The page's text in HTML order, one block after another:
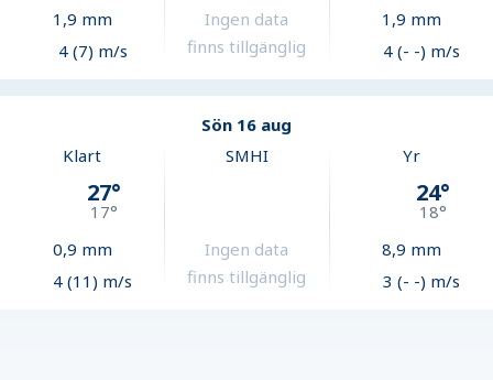
1,9 mm
4 (7) m/s
Ingen data
finns tillgänglig
1,9 mm
4 (- -) m/s
Sön 16 aug
Klart
27°
17°
0,9 mm
4 (11) m/s
SMHI
Ingen data
finns tillgänglig
Yr
24°
18°
8,9 mm
3 (- -) m/s